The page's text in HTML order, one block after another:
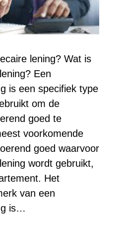
lening? Wat is
Een
is een specifiek type
om de
goed te
voorkomende
goed waarvoor
wordt gebruikt,
Het
van een
is…